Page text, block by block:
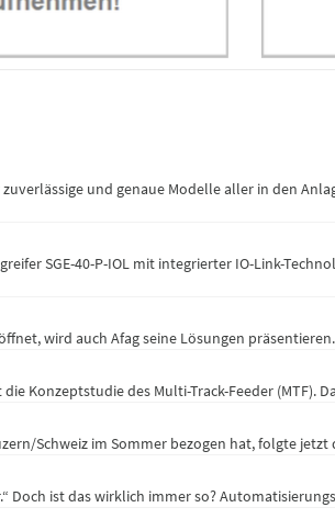
und genaue Modelle aller in den
SGE-40-P-IOL mit integrierter IO-Link-
wird auch Afag seine Lösungen
Konzeptstudie des Multi-Track-Feeder (MTF).
Schweiz im Sommer bezogen hat, folgte jetzt
Doch ist das wirklich immer so?